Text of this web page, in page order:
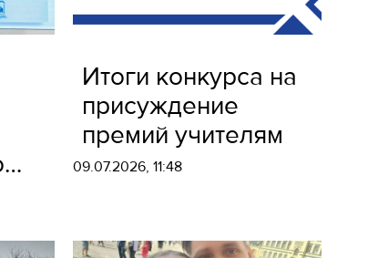
Итоги конкурса на
присуждение
премий учителям
09.07.2026, 11:48